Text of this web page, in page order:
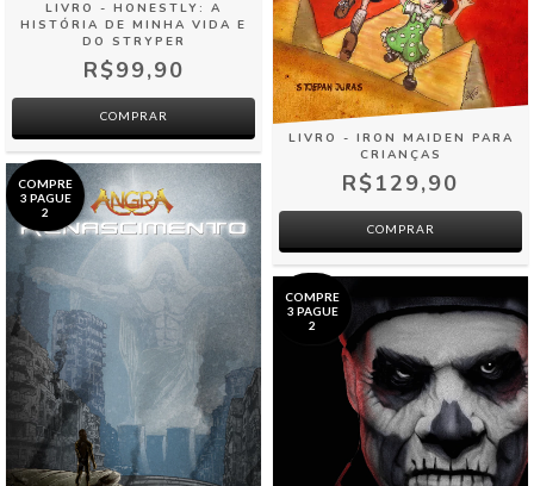
LIVRO - HONESTLY: A
HISTÓRIA DE MINHA VIDA E
DO STRYPER
R$99,90
LIVRO - IRON MAIDEN PARA
CRIANÇAS
R$129,90
COMPRAR
COMPRE
3 PAGUE
2
COMPRE
3 PAGUE
2